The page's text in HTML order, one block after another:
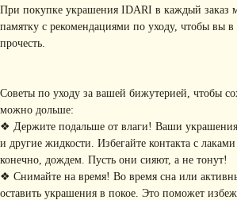
При покупке украшения IDARI в каждый заказ
памятку с рекомендациями по уходу, чтобы вы
прочесть.
Советы по уходу за вашей бижутерией, чтобы
можно дольше:
❖ Держите подальше от влаги! Ваши
и другие жидкости. Избегайте контакта с
конечно, дождем. Пусть они сияют, а не тонут!
❖ Снимайте на время! Во время сна или
оставить украшения в покое. Это поможет
idari.brand@mail.ru
+ 7 (916) 958-00-78
КОНТАКТЫ
РАЗДЕЛЫ ИНТЕРНЕТ-